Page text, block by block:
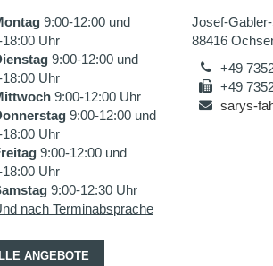
9:00-12:00 und
18:00 Uhr
9:00-12:00 und
18:00 Uhr
9:00-12:00 Uhr
9:00-12:00 und
18:00 Uhr
9:00-12:00 und
18:00 Uhr
9:00-12:30 Uhr
nach Terminabsprache
Josef-
88416
+49
+49
sarys-
ANGEBOTE